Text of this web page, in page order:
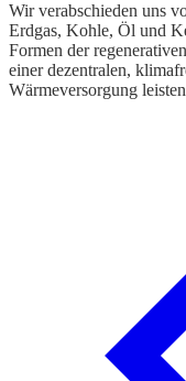
Wir verabschieden uns
Erdgas, Kohle, Öl und
Formen der
einer dezentralen,
Wärmeversorgung